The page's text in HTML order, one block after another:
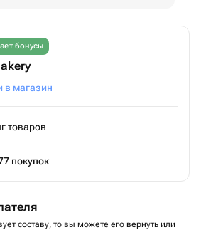
бонусы
в магазин
товаров
покупок
составу, то вы можете его вернуть или